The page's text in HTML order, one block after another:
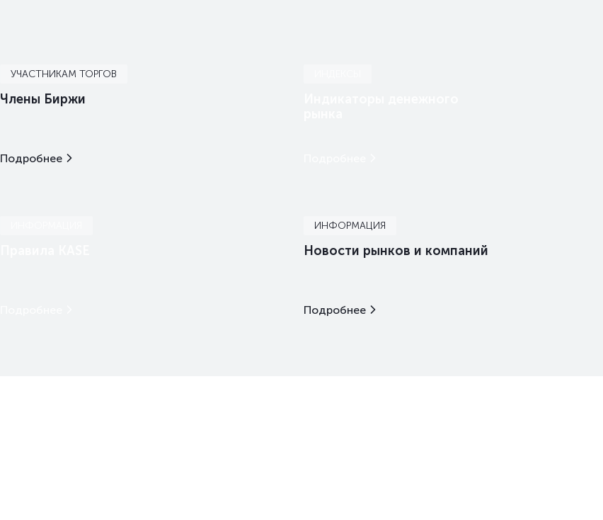
УЧАСТНИКАМ ТОРГОВ
Члены Биржи
Подробнее
ИНФОРМАЦИЯ
Новости рынков и компаний
Подробнее